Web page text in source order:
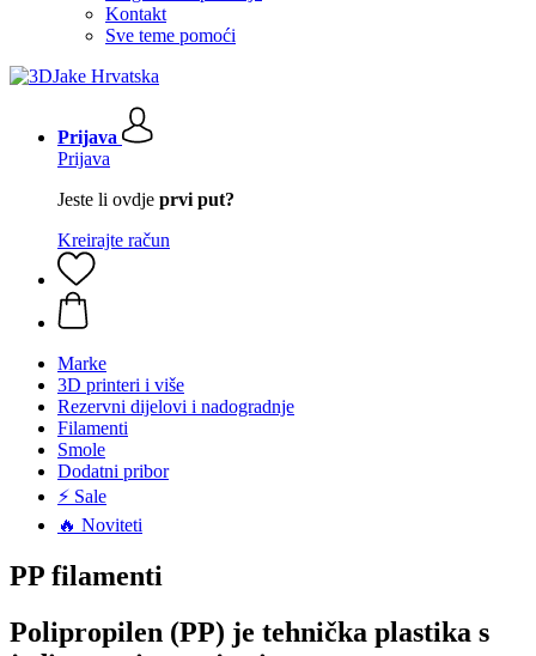
Kontakt
Sve teme pomoći
Prijava
Prijava
Jeste li ovdje prvi put?
Kreirajte račun
Marke
3D printeri i više
Rezervni dijelovi i nadogradnje
Filamenti
Smole
Dodatni pribor
⚡ Sale
🔥 Noviteti
PP filamenti
Polipropilen (PP) je tehnička plastika s